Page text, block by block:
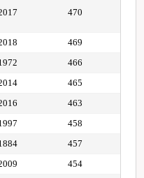
470
469
466
465
463
458
457
454